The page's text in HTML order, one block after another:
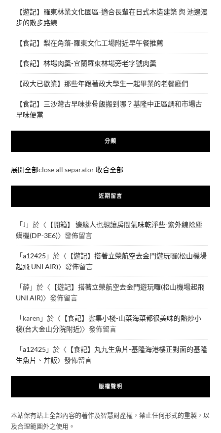
【遊記】羅東林業文化園區-適合長輩在日式木造建築 與 池邊漫
步的散步路線
【食記】梨在角落-羅東文化工場附近早午餐推薦
【食記】林場肉羹-宜蘭羅東林場旁老字號肉羹
【政大已歇業】那些年跟著政大學生一起畢業的老餐廳們
【食記】三沙灣古早味排骨飯搬到哪？基隆中正區調和市場古
早味便當
分類
展開全部close all separator 收合全部
近期留言
「J 」於〈 【開箱】 邊緣人也想讓房間氣味乾淨些-紫外線除塵
螨機(DP-3E6)〉發佈留言
「a12425 」於〈 【遊記】搭著立榮航空去金門遊玩囉(松山機場
起飛 UNI AIR)〉發佈留言
「薛」於〈 【遊記】搭著立榮航空去金門遊玩囉(松山機場起飛
UNI AIR)〉發佈留言
「karen 」於〈 【食記】雲集小棧-山菜海菜都很美味的熱炒小
棧(台大金山分院附近)〉發佈留言
「a12425 」於〈 【食記】丸九生魚片-基隆海港樓正對面的基隆
生魚片、丼飯〉發佈留言
版權聲明
本站保有站上全部內容的著作及智慧財產權，禁止任何形式的重製，以
及合理範圍外之使用。